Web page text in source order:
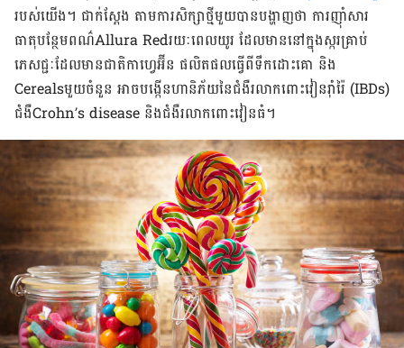
របស់​យើង​។ ជាក់ស្តែង​ តាម​ការ​សិក្សា​ថ្មី​មួយ​​បាន​បង្ហាញ​ថា ការ​ញ៉ាំ​សារ
ធាតុ​បន្ថែម​ពណ៌​Allura Red​រយៈពេល​យូរ ដែល​​មាន​នៅ​ក្នុង​ស្ករ​គ្រាប់​
ភេសជ្ជៈ​ដែល​មាន​ជាតិ​​កាហ្វេអ៊ីន ផលិតផល​ធ្វើ​ពី​ទឹក​ដោះ​គោ និង​
Cerealsមួយ​ចំនួន​ អាច​បង្កើន​ហានិភ័យ​នៃ​ជំងឺ​រលាក​ពោះវៀន​រ៉ាំរ៉ៃ (IBDs)
ជំងឺ​Crohn’s disease និង​ជំងឺ​រលាក​ពោះវៀន​ធំ​។